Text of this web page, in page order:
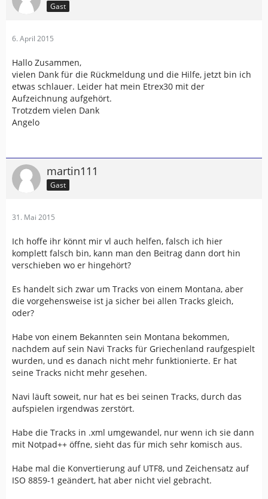
Gast
6. April 2015
Hallo Zusammen,
vielen Dank für die Rückmeldung und die Hilfe, jetzt bin ich
etwas schlauer. Leider hat mein Etrex30 mit der
Aufzeichnung aufgehört.
Trotzdem vielen Dank
Angelo
martin111
Gast
31. Mai 2015
Ich hoffe ihr könnt mir vl auch helfen, falsch ich hier
komplett falsch bin, kann man den Beitrag dann dort hin
verschieben wo er hingehört?
Es handelt sich zwar um Tracks von einem Montana, aber
die vorgehensweise ist ja sicher bei allen Tracks gleich,
oder?
Habe von einem Bekannten sein Montana bekommen,
nachdem auf sein Navi Tracks für Griechenland raufgespielt
wurden, und es danach nicht mehr funktionierte. Er hat
seine Tracks nicht mehr gesehen.
Navi läuft soweit, nur hat es bei seinen Tracks, durch das
aufspielen irgendwas zerstört.
Habe die Tracks in .xml umgewandel, nur wenn ich sie dann
mit Notpad++ öffne, sieht das für mich sehr komisch aus.
Habe mal die Konvertierung auf UTF8, und Zeichensatz auf
ISO 8859-1 geändert, hat aber nicht viel gebracht.